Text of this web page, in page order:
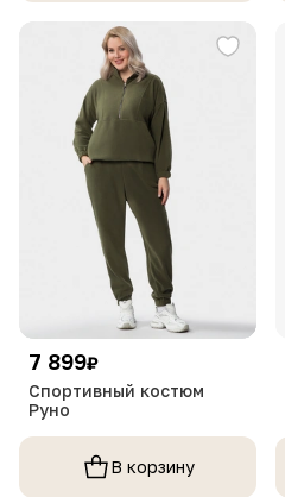
7 899₽
Спортивный костюм
Руно
В корзину